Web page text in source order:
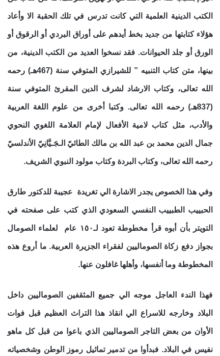
الكتب الدينية العلمية التي كانت تدرس في تلك الحقبة الا وأعاد
هؤلاء كتابتها من جديد بخط أيدهم على أوراق البردي أو الرقوق أو
الورق أو جلد الحيوانات. فقد نسخوا العديد من الكتب الدينية، من
بينها، متن كتاب التنبيه ” للشيرازي المتوفي سنة (467هـ) رحمه
الله تعالى، وكتاب الارشاد لشرف الدين المقرئ المتوفي سنة
(837هـ) رحمه الله تعالى. وكتبا أخرى من علوم اللغة العربية
والأدب، مثل كتاب لامية الأفعال لإمام العلامة اللغوي النحوي
جمال الدين محمد بن عبد الله بن مالك الطائيّ الـجَـيَّانِيّ الأندلسيّ
رحمه الله تعالى، وكتاب البردة وكتاب مولود النبوي الشريف.
وفي هذا الخصوص يجدر الاشارة الي تغريدة عجيبة للدكتور طارق
الحبييب الطبييب النفسي السعودي الذي كتب على صفحته في
التويتر بأن أبوه قرأ مخطوطة تعود لـ١٥٠ عام لعلماء الصومال
بجواز دفع زكاة الصوماليين لفقراء الجزيرة العربية. ما أروع هذه
المخطوطة وما أنفسها، وأهلها غافلون عنها.
فهذا الندء العاجل موجه الي جميع المثقفين الصوماليين داخل
البلاد وخارجه للاسراع الي انقاذ هذا التراث العظيم قبل فوات
الأوان من بعض التاجر الصوماليين الذي باعوا من قبل كل ماهو
نفيس في البلاد. فبدأوا من تدمير تماثيل رموز الوطن وشخصياته